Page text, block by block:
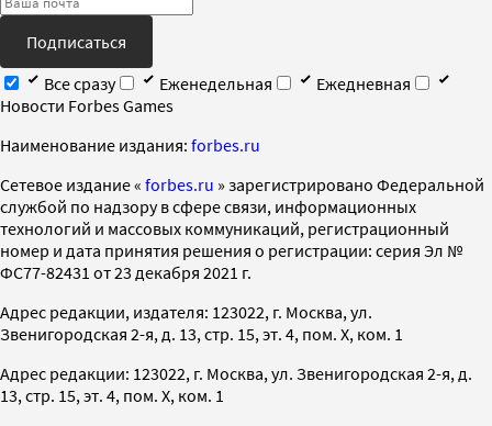
Подписаться
Все сразу
Еженедельная
Ежедневная
Новости Forbes Games
Наименование издания: forbes.ru
Cетевое издание « forbes.ru » зарегистрировано Федеральной
службой по надзору в сфере связи, информационных
технологий и массовых коммуникаций, регистрационный
номер и дата принятия решения о регистрации: серия Эл №
ФС77-82431 от 23 декабря 2021 г.
Адрес редакции, издателя: 123022, г. Москва, ул.
Звенигородская 2-я, д. 13, стр. 15, эт. 4, пом. X, ком. 1
Адрес редакции: 123022, г. Москва, ул. Звенигородская 2-я, д.
13, стр. 15, эт. 4, пом. X, ком. 1